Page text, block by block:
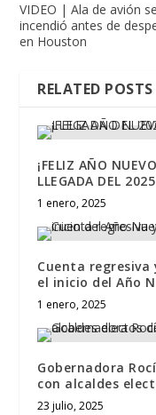
VIDEO | Ala de avión se
incendió antes de
en Houston
RELATED POSTS
¡FELIZ AÑO
LLEGADA DEL 2025
1 enero, 2025
Cuenta regresiva
el inicio del Año
1 enero, 2025
Gobernadora
con alcaldes
23 julio, 2025